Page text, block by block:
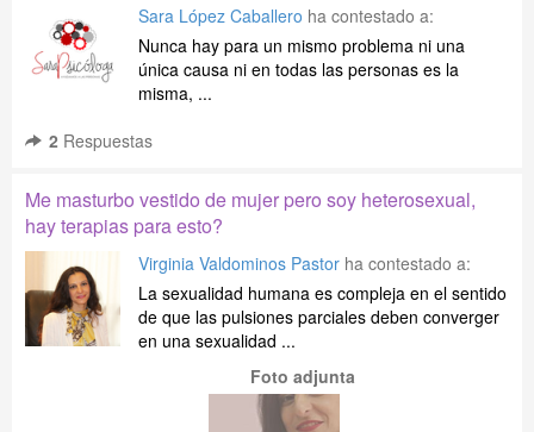
Sara López Caballero ha contestado a:
Nunca hay para un mismo problema ni una
única causa ni en todas las personas es la
misma, ...
2 Respuestas
Me masturbo vestido de mujer pero soy heterosexual,
hay terapias para esto?
Virginia Valdominos Pastor ha contestado a:
La sexualidad humana es compleja en el sentido
de que las pulsiones parciales deben converger
en una sexualidad ...
Foto adjunta